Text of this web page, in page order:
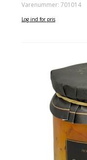
Varenummer: 701014
Log ind for pris